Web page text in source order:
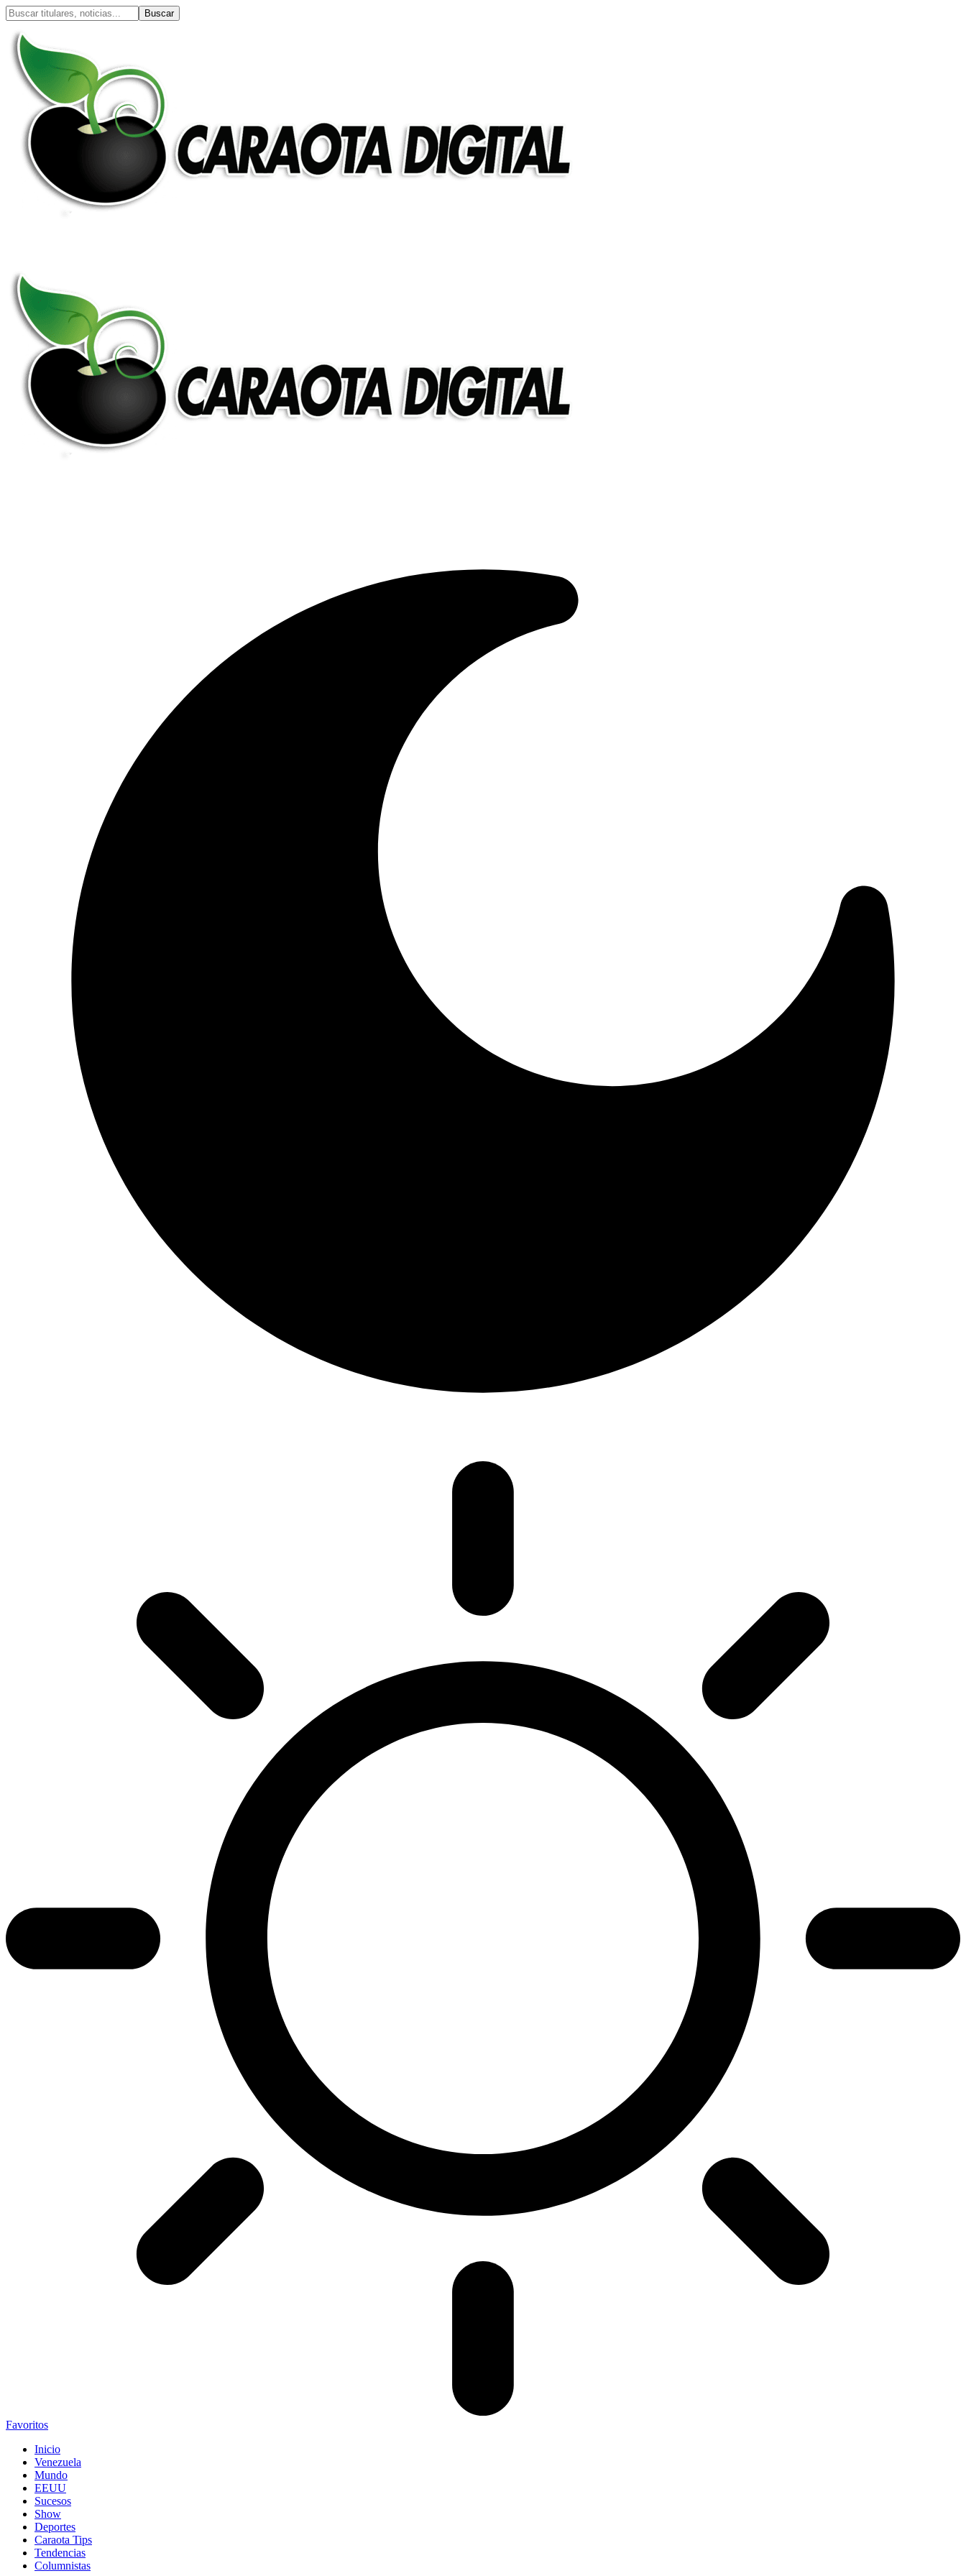
Favoritos
Inicio
Venezuela
Mundo
EEUU
Sucesos
Show
Deportes
Caraota Tips
Tendencias
Columnistas